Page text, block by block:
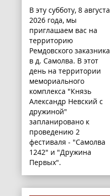
В эту субботу, 8 августа
2026 года, мы
приглашаем вас на
территорию
Ремдовского заказника
в д. Самолва. В этот
день на территории
мемориального
комплекса "Князь
Александр Невский с
дружиной"
запланировано к
проведению 2
фестиваля - "Самолва
1242" и "Дружина
Первых".